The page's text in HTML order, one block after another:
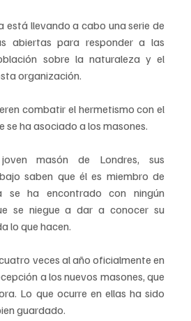
está llevando a cabo una serie de
abiertas para responder a las
sobre la naturaleza y el
organización.
combatir el hermetismo con el
ha asociado a los masones.
masón de Londres, sus
saben que él es miembro de
se ha encontrado con ningún
se niegue a dar a conocer su
lo que hacen.
veces al año oficialmente en
a los nuevos masones, que
Lo que ocurre en ellas ha sido
guardado.